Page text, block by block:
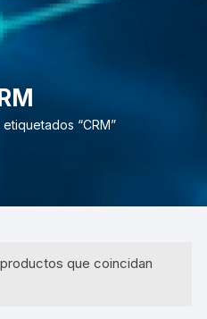
“CRM”
que coincidan